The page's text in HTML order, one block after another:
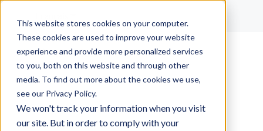
This website stores cookies on your computer.
These cookies are used to improve your website
experience and provide more personalized services
to you, both on this website and through other
media. To find out more about the cookies we use,
see our Privacy Policy.
We won't track your information when you visit
our site. But in order to comply with your